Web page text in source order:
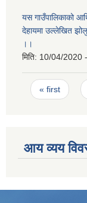
यस गाउँपालिकाको
देहायमा उल्लेखित
।।
मिति: 10/04/2020
Pages
« first
आय व्यय